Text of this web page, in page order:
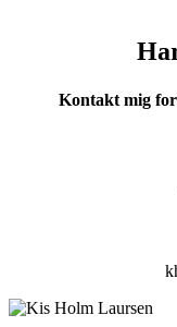
Kontakt mig for